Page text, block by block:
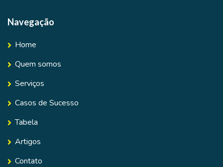
Navegação
Home
Quem somos
Serviços
Casos de Sucesso
Tabela
Artigos
Contato